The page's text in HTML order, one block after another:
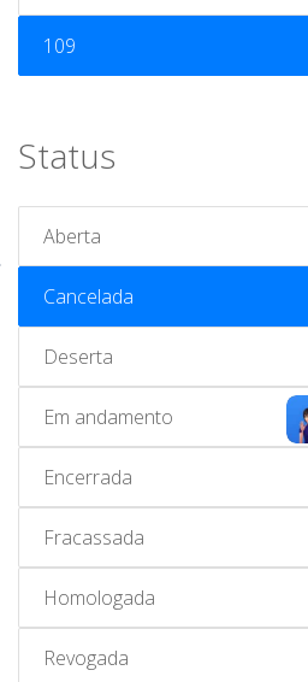
109
Status
Aberta
Cancelada
Deserta
Em andamento
Encerrada
Fracassada
Homologada
Revogada